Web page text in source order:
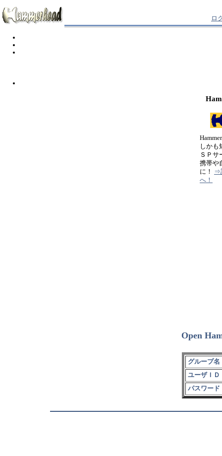
ロ
しかも
ＳＰサ
携帯や
に！ ⇒
へ！
Open
グループ
ユーザＩ
パスワー